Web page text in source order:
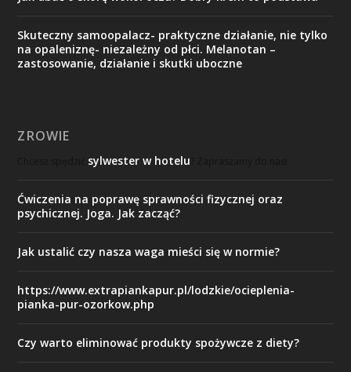
Skuteczny samoopalacz- praktyczne działanie, nie tylko
na opaleniznę- niezależny od płci. Melanotan –
zastosowanie, działanie i skutki uboczne
ZROWIE
sylwester w hotelu
Ćwiczenia na poprawę sprawności fizycznej oraz
psychicznej. Joga. Jak zacząć?
Jak ustalić czy nasza waga mieści się w normie?
https://www.extrapiankapur.pl/lodzkie/ocieplenia-
pianka-pur-ozorkow.php
Czy warto eliminować produkty spożywcze z diety?